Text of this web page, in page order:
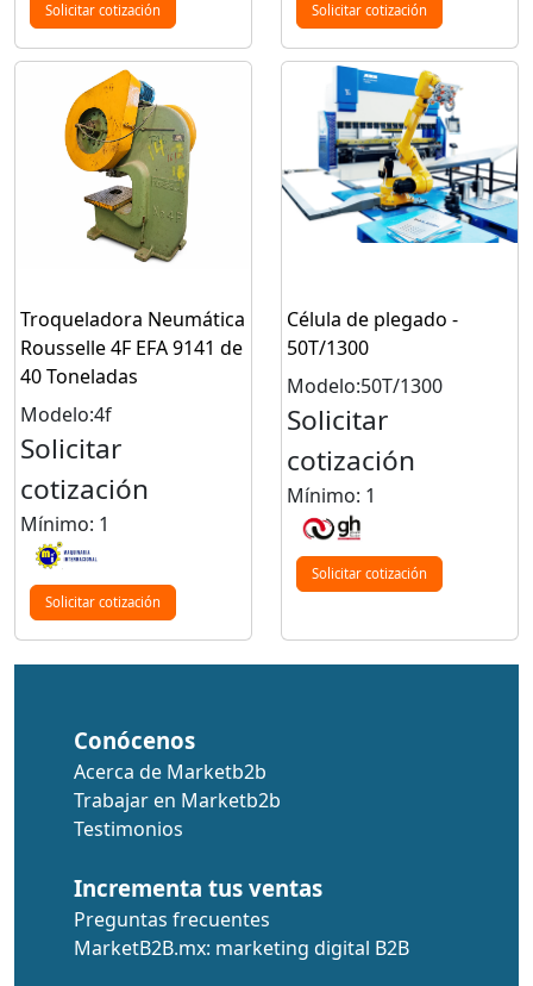
Solicitar cotización Solicitar cotización
Troqueladora Neumática
Rousselle 4F EFA 9141 de
40 Toneladas
Modelo:4f
Solicitar
cotización
Mínimo: 1
Solicitar cotización
Célula de plegado -
50T/1300
Modelo:50T/1300
Solicitar
cotización
Mínimo: 1
Solicitar cotización
Conócenos
Acerca de Marketb2b
Trabajar en Marketb2b
Testimonios
Incrementa tus ventas
Preguntas frecuentes
MarketB2B.mx: marketing digital B2B